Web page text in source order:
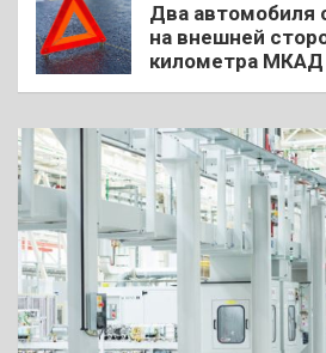
Два автомобиля
на внешней
километра МКАД